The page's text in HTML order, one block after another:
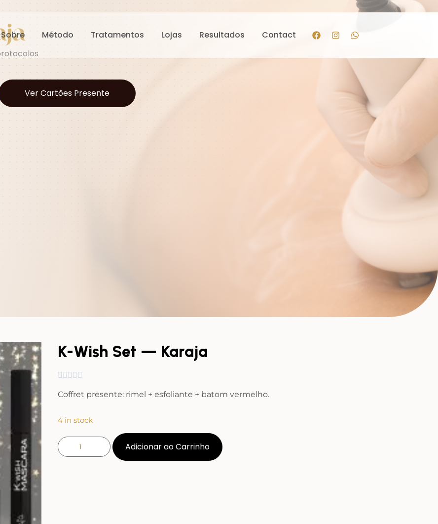
Sobre Método Tratamentos Lojas Resultados Contact
Ver Cartões Presente
K-Wish Set — Karaja
    
Coffret presente: rimel + esfoliante + batom vermelho.
4 in stock
Adicionar ao Carrinho